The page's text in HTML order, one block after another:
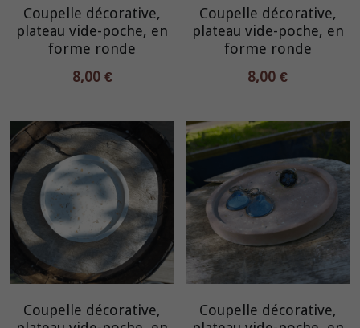
Coupelle décorative,
plateau vide-poche, en
forme ronde
8,00 €
Coupelle décorative,
plateau vide-poche, en
forme ronde
8,00 €
Coupelle décorative,
Coupelle décorative,